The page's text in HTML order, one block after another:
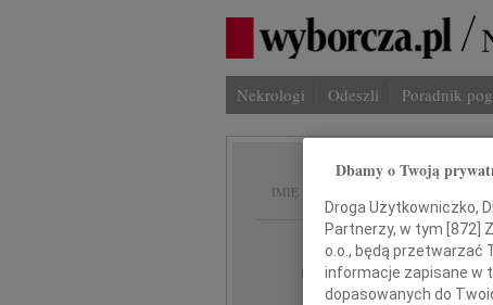
Nekrologi Odeszli Poradnik
IMIĘ I NAZWISKO: Jerzy
REGION: Warszawa
DATA EMISJI: 12.06.2026
Dbamy o Twoją
Droga Użytkowniczko,
Partnerzy, w tym [ 872 ]
o.o., będą przetwarzać
informacje zapisane w
dopasowanych do